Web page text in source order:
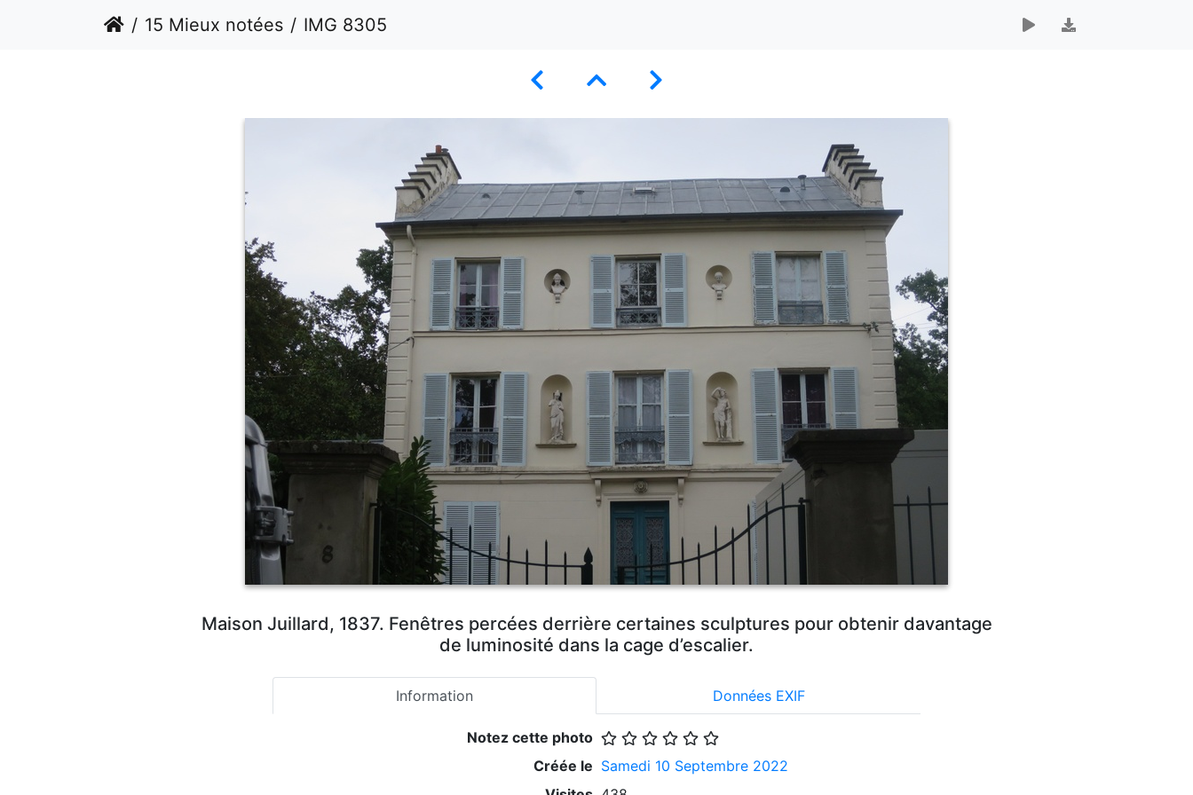
15 Mieux notées IMG 8305
Maison Juillard, 1837. Fenêtres percées derrière certaines sculptures pour obtenir davantage
de luminosité dans la cage d’escalier.
Information Données EXIF
Notez cette photo
Créée le Samedi 10 Septembre 2022